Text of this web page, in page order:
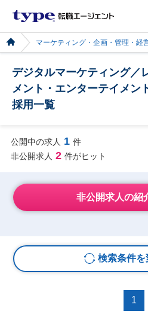
マーケティング・企画・管理・経
デジタルマーケティング／
メント・エンターテイメン
採用一覧
公開中の求人 1 件
非公開求人 2 件がヒット
非公開求人の紹
検索条件を
1